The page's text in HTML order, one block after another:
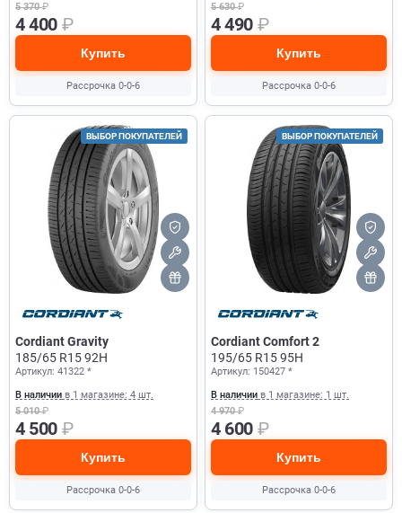
5 370₽
4 400 ₽
Купить
Рассрочка 0-0-6
5 630₽
4 490 ₽
Купить
Рассрочка 0-0-6
ВЫБОР ПОКУПАТЕЛЕЙ
Cordiant Gravity
185/65 R15 92H
Артикул: 41322 *
В наличии в 1 магазине: 4 шт.
5 010₽
4 500 ₽
Купить
Рассрочка 0-0-6
ВЫБОР ПОКУПАТЕЛЕЙ
Cordiant Comfort 2
195/65 R15 95H
Артикул: 150427 *
В наличии в 1 магазине: 1 шт.
4 970₽
4 600 ₽
Купить
Рассрочка 0-0-6